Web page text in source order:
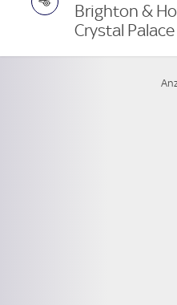
Brighton &
Crystal